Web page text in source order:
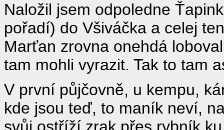
Naložil jsem odpoledne
pořadí) do Všiváčka a celej
Marťan zrovna onehdá
tam mohli vyrazit. Tak to tam
V první půjčovně, u kempu,
kde jsou teď, to maník neví,